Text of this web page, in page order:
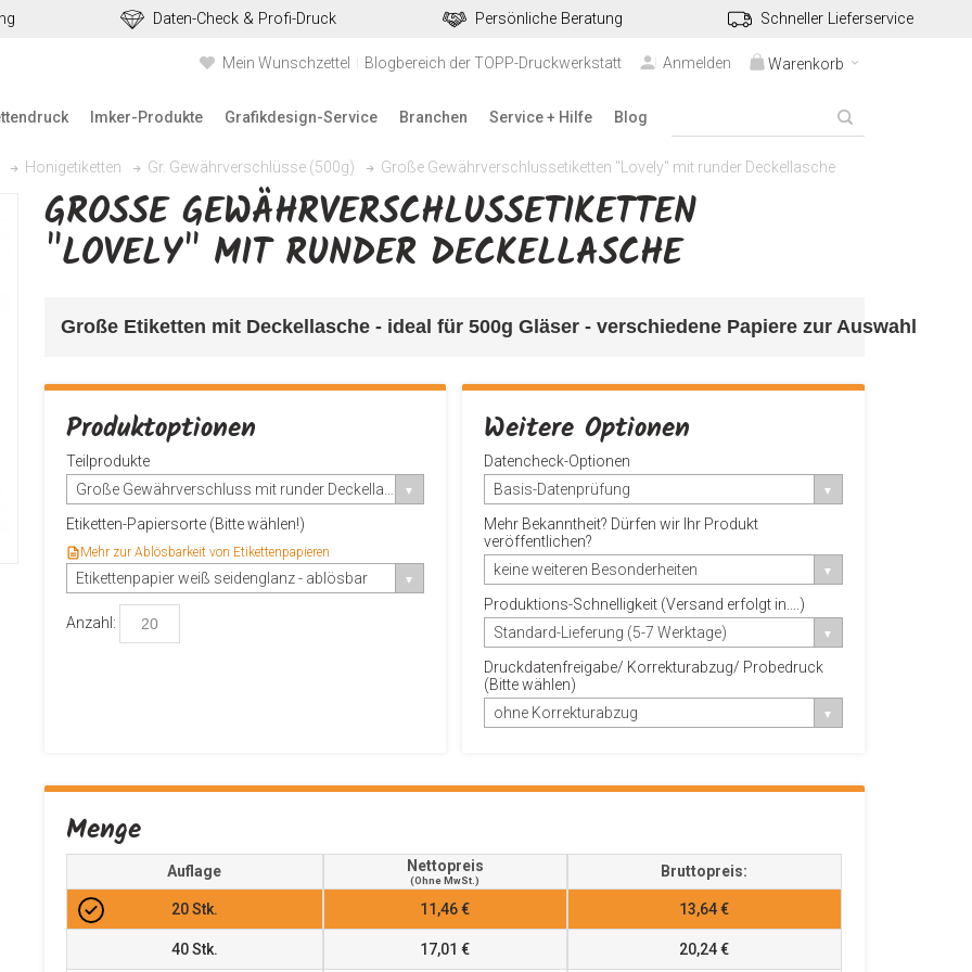
Daten-Check & Profi-Druck Persönliche Beratung Schneller Lieferservice
Warenkorb
Mein Wunschzettel Blogbereich der TOPP-Druckwerkstatt Anmelden
Imker-Produkte Grafikdesign-Service Branchen Service + Hilfe Blog
Honigetiketten Gr. Gewährverschlüsse (500g) Große Gewährverschlussetiketten "Lovely" mit runder Deckellasche
GROSSE GEWÄHRVERSCHLUSSETIKETTEN "
LOVELY" MIT RUNDER DECKELLASCHE
Große Etiketten mit Deckellasche - ideal für 500g Gläser - verschiedene Papiere zur Auswahl
Produktoptionen
Teilprodukte
Etiketten-Papiersorte (Bitte wählen!)
Mehr zur Ablösbarkeit von Etikettenpapieren
Etikettenpapier weiß seidenglanz - ablösbar
Anzahl:
Weitere Optionen
Datencheck-Optionen
Basis-Datenprüfung
Mehr Bekanntheit? Dürfen wir Ihr Produkt
veröffentlichen?
keine weiteren Besonderheiten
Produktions-Schnelligkeit (Versand erfolgt in....)
Standard-Lieferung (5-7 Werktage)
Druckdatenfreigabe/ Korrekturabzug/ Probedruck
(Bitte wählen)
ohne Korrekturabzug
Menge
Auflage Nettopreis
(ohne MwSt.)
Bruttopreis:
20Stk. 11,46 € 13,64 €
40Stk. 17,01 € 20,24 €